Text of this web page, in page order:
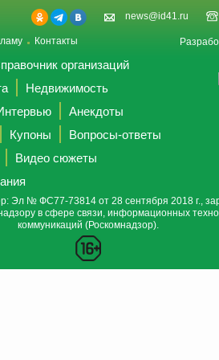
news@id41.ru
Контакты
организаций
Недвижимость
Анекдоты
Купоны
Вопросы-ответы
Видео сюжеты
Эл № ФС77-73814 от 28 сентября 2018 г.,
в сфере связи, информационных
коммуникаций (Роскомнадзор).